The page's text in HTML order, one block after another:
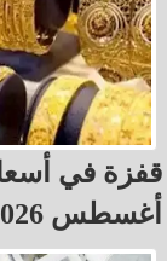
أغسطس 2026